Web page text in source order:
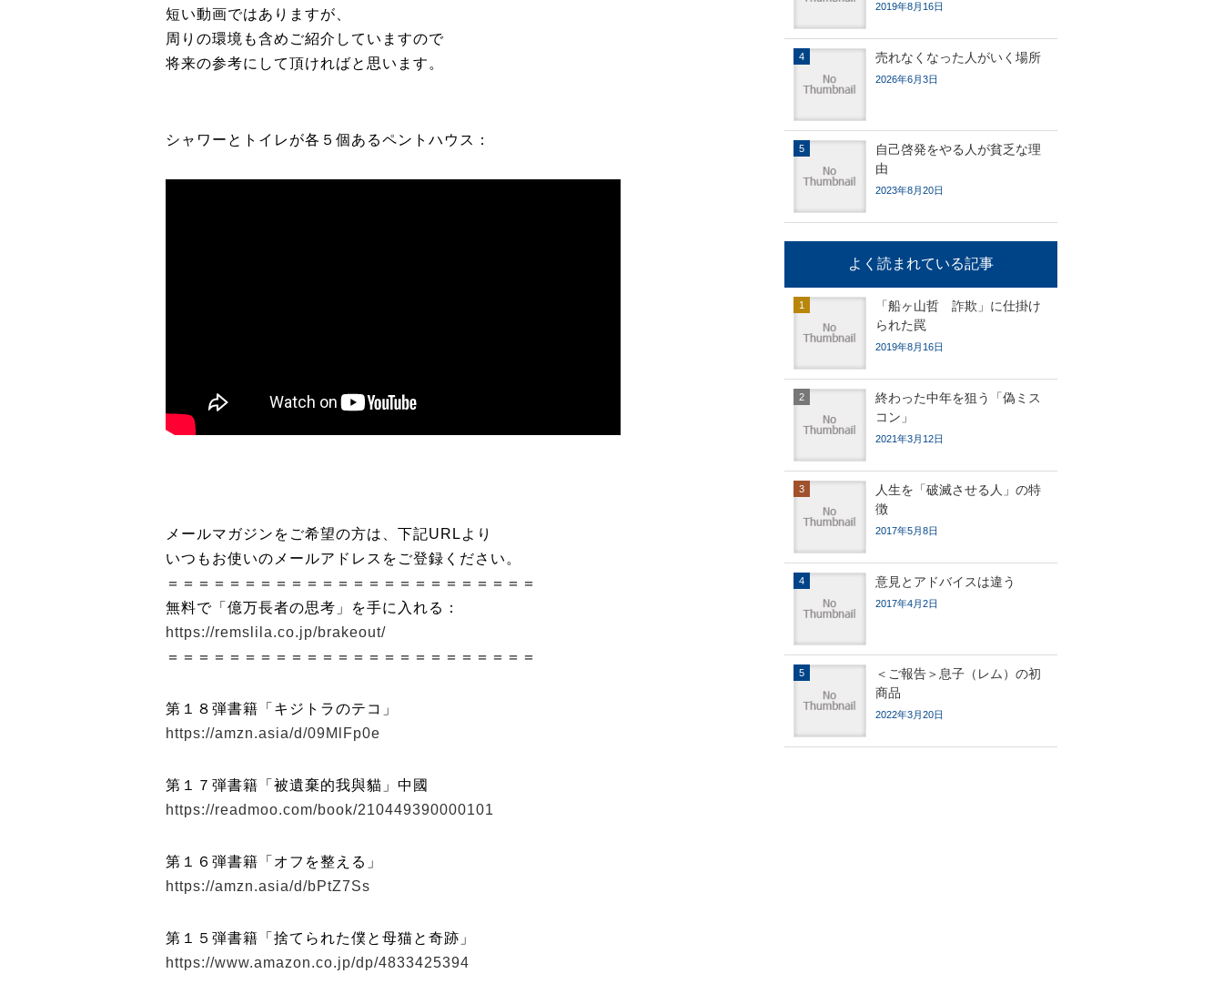
短い動画ではありますが、
周りの環境も含めご紹介していますので
将来の参考にして頂ければと思います。
シャワーとトイレが各５個あるペントハウス：
メールマガジンをご希望の方は、下記URLより
いつもお使いのメールアドレスをご登録ください。
＝＝＝＝＝＝＝＝＝＝＝＝＝＝＝＝＝＝＝＝＝＝＝＝
無料で「億万長者の思考」を手に入れる：
https://remslila.co.jp/brakeout/
＝＝＝＝＝＝＝＝＝＝＝＝＝＝＝＝＝＝＝＝＝＝＝＝
第１８弾書籍「キジトラのテコ」
https://amzn.asia/d/09MlFp0e
第１７弾書籍「被遺棄的我與貓」中國
https://readmoo.com/book/210449390000101
第１６弾書籍「オフを整える」
https://amzn.asia/d/bPtZ7Ss
第１５弾書籍「捨てられた僕と母猫と奇跡」
https://www.amazon.co.jp/dp/4833425394
2019年8月16日
売れなくなった人がいく場所
2026年6月3日
自己啓発をやる人が貧乏な理
由
2023年8月20日
よく読まれている記事
「船ヶ山哲 詐欺」に仕掛け
られた罠
2019年8月16日
終わった中年を狙う「偽ミス
コン」
2021年3月12日
人生を「破滅させる人」の特
徴
2017年5月8日
意見とアドバイスは違う
2017年4月2日
＜ご報告＞息子（レム）の初
商品
2022年3月20日